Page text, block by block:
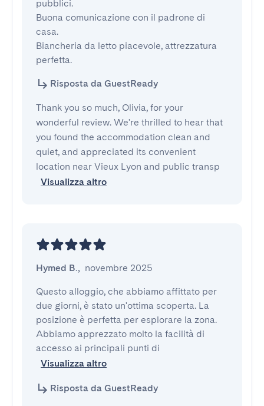
pubblici.
Buona comunicazione con il padrone di
casa.
Biancheria da letto piacevole, attrezzatura
perfetta.
Risposta da GuestReady
Thank you so much, Olivia, for your
wonderful review. We're thrilled to hear that
you found the accommodation clean and
quiet, and appreciated its convenient
location near Vieux Lyon and public transp
Visualizza altro
Hymed B., novembre 2025
Questo alloggio, che abbiamo affittato per
due giorni, è stato un'ottima scoperta. La
posizione è perfetta per esplorare la zona.
Abbiamo apprezzato molto la facilità di
accesso ai principali punti di
Visualizza altro
Risposta da GuestReady